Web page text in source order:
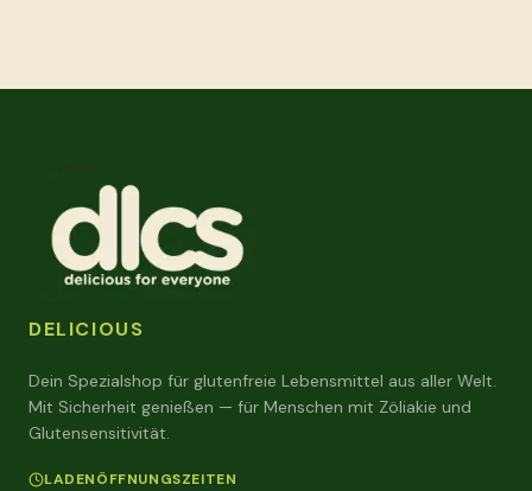
DELICIOUS
Dein Spezialshop für glutenfreie Lebensmittel aus aller Welt.
Mit Sicherheit genießen — für Menschen mit Zöliakie und
Glutensensitivität.
LADENÖFFNUNGSZEITEN